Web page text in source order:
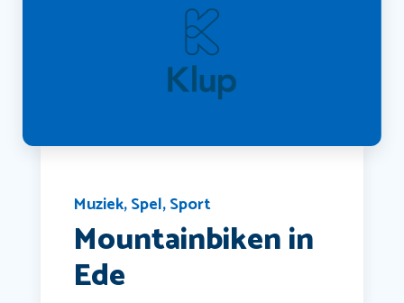
Muziek,Spel,Sport
Mountainbiken in
Ede